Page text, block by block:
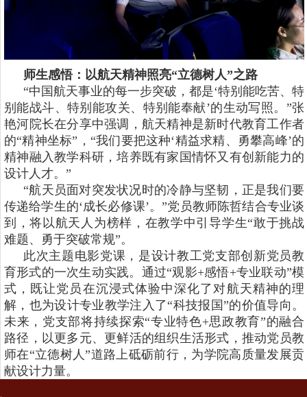
师生感悟：以航天精神照亮“立德树人”之路
“中国航天事业的每一步突破，都是‘特别能吃苦、特
别能战斗、特别能攻关、特别能奉献’的生动写照。”张
艳河院长在分享中强调，航天精神是新时代教育工作者
的“精神坐标”，“我们要把这种‘精益求精、勇攀高峰’的
精神融入教学科研，培养既有家国情怀又有创新能力的
设计人才。”
“航天员面对突发状况时的冷静与坚韧，正是我们要
传递给学生的‘成长必修课’。”党员教师陈哲结合专业谈
到，将以航天人为榜样，在教学中引导学生“敢于挑战
难题、勇于突破常规”。
此次主题电影党课，是设计教工党支部创新党员教
育形式的一次生动实践。通过“观影+感悟+专业联动”模
式，既让党员在沉浸式体验中深化了对航天精神的理
解，也为设计专业教学注入了“科技报国”的价值导向。
未来，党支部将持续探索“专业特色+思政教育”的融合
路径，以更多元、更鲜活的组织生活形式，推动党员教
师在“立德树人”道路上砥砺前行，为学院高质量发展贡
献设计力量。